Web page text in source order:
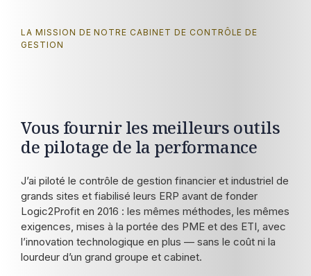
LA MISSION DE NOTRE CABINET DE CONTRÔLE DE
GESTION
Vous fournir les meilleurs outils
de pilotage de la performance
J’ai piloté le contrôle de gestion financier et industriel de
grands sites et fiabilisé leurs ERP avant de fonder
Logic2Profit en 2016 : les mêmes méthodes, les mêmes
exigences, mises à la portée des PME et des ETI, avec
l’innovation technologique en plus — sans le coût ni la
lourdeur d’un grand groupe et cabinet.